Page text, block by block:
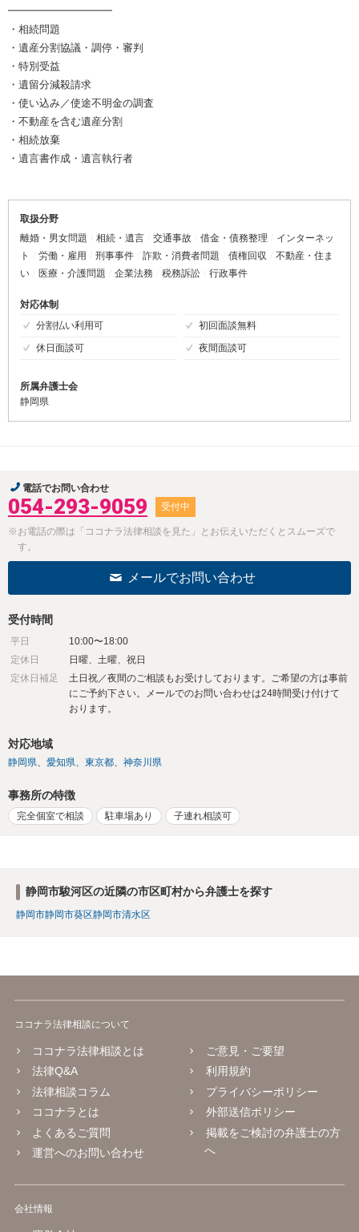
━━━━━━━━━━
・相続問題
・遺産分割協議・調停・審判
・特別受益
・遺留分減殺請求
・使い込み／使途不明金の調査
・不動産を含む遺産分割
・相続放棄
・遺言書作成・遺言執行者
取扱分野
離婚・男女問題
相続・遺言 交通事故 借金・債務整理
インターネッ
ト
労働・雇用 刑事事件 詐欺・消費者問題 債権回収
不動産・住ま
い
医療・介護問題 企業法務 税務訴訟 行政事件
対応体制
分割払い利用可
初回面談無料
休日面談可
夜間面談可
所属弁護士会
静岡県
電話でお問い合わせ
054-293-9059 受付中
※お電話の際は「ココナラ法律相談を見た」とお伝えいただくとスムーズで
す。
メールでお問い合わせ
受付時間
平日
10:00〜18:00
定休日
日曜、土曜、祝日
定休日補足
土日祝／夜間のご相談もお受けしております。ご希望の方は事前
にご予約下さい。メールでのお問い合わせは24時間受け付けて
おります。
対応地域
静岡県 愛知県 東京都 神奈川県
事務所の特徴
完全個室で相談 駐車場あり 子連れ相談可
静岡市駿河区の近隣の市区町村から弁護士を探す
静岡市静岡市葵区静岡市清水区
ココナラ法律相談について
ココナラ法律相談とは
法律Q&A
法律相談コラム
ココナラとは
よくあるご質問
運営へのお問い合わせ
ご意見・ご要望
利用規約
プライバシーポリシー
外部送信ポリシー
掲載をご検討の弁護士の方
へ
会社情報